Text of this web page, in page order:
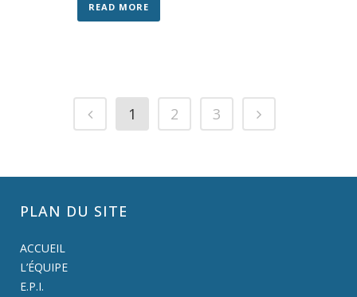
READ MORE
1 2 3
PLAN DU SITE
ACCUEIL
L’ÉQUIPE
E.P.I.